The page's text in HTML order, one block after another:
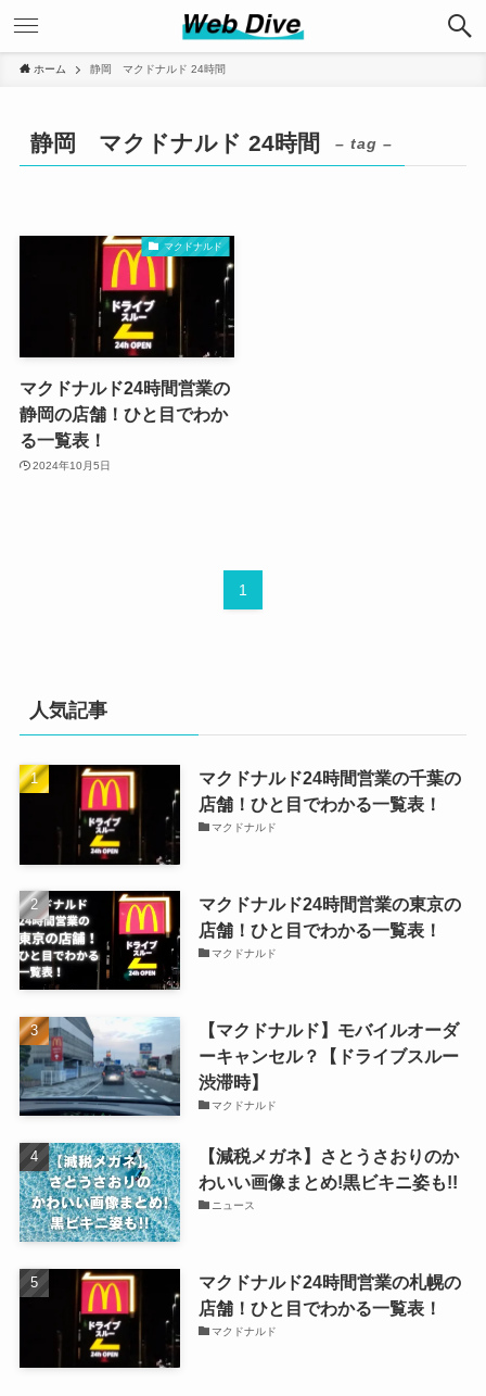
ホーム 静岡 マクドナルド 24時間
静岡 マクドナルド 24時間 – tag –
マクドナルド
マクドナルド24時間営業の
静岡の店舗！ひと目でわか
る一覧表！
2024年10月5日
1
人気記事
マクドナルド24時間営業の千葉の
店舗！ひと目でわかる一覧表！
マクドナルド
マクドナルド24時間営業の東京の
店舗！ひと目でわかる一覧表！
マクドナルド
【マクドナルド】モバイルオーダ
ーキャンセル？【ドライブスルー
渋滞時】
マクドナルド
【減税メガネ】さとうさおりのか
わいい画像まとめ!黒ビキニ姿も!!
ニュース
マクドナルド24時間営業の札幌の
店舗！ひと目でわかる一覧表！
マクドナルド